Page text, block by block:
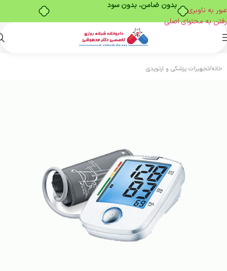
بدون ضامن، بدون سود
عبور به ناوبری
رفتن به محتوای اصلی
خانه/تجهیزات پزشکی و ارتوپدی